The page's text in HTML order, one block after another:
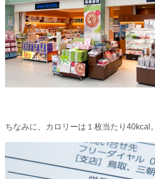
ちなみに、カロリーは１枚当たり40kcal。